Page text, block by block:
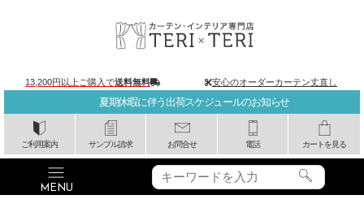
夏期休暇に伴う出荷スケジュールのお知らせ
ご利用案内 サンプル請求 お問合せ 電話 カートを見る
13,200円以上ご購入で送料無料 安心のオーダーカーテン丈直し